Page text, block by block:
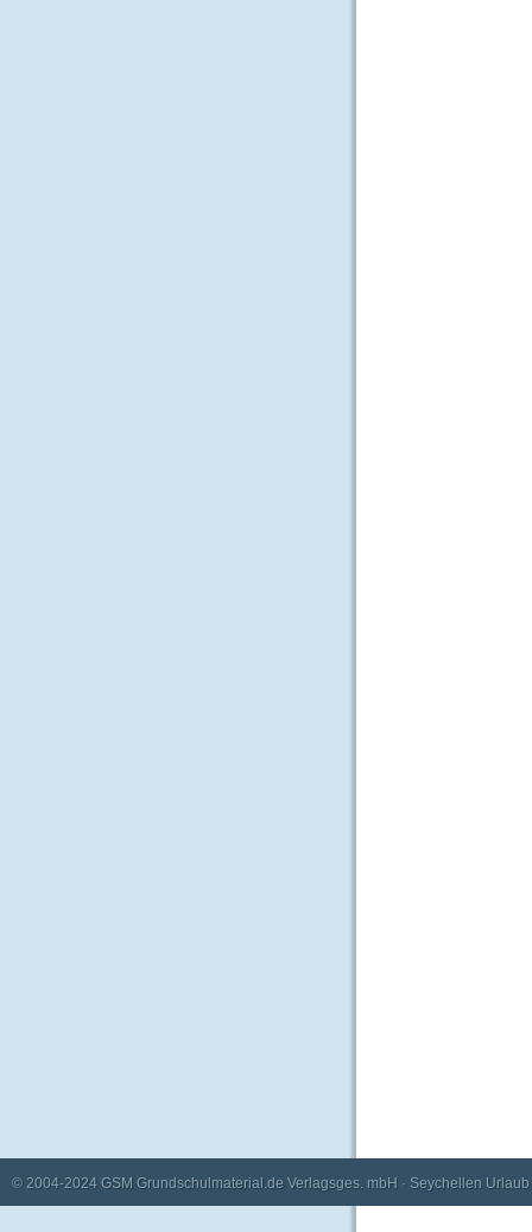
© 2004-2024 GSM Grundschulmaterial.de Verlagsges. mbH · Seychellen Urlaub